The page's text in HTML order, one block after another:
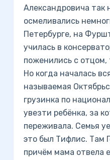
Александровича так
осмеливались
Петербурге, на
училась в
поженились с
Но когда началась
называемая
грузинка по
увезти ребёнка, за
переживала. Семья
это был Тифлис. Там
причём мама отвела